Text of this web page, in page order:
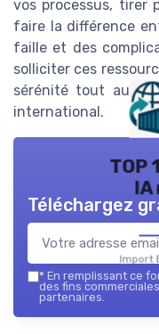
vos processus, tirer
faire la différence
faille et des
solliciter ces
sérénité tout au
international.
TOP
IA
Import
Téléchargez
* En remplissant ce
des fins
partenaires.